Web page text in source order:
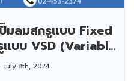
มลมสกรูแบบ Fixed
บบ VSD (Variable
July 8th, 2024